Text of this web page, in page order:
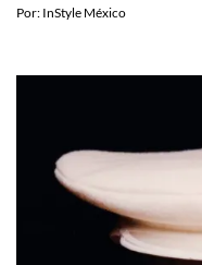
Por: InStyle México